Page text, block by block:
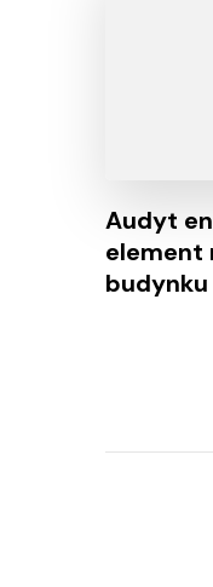
Audyt
element
budynku